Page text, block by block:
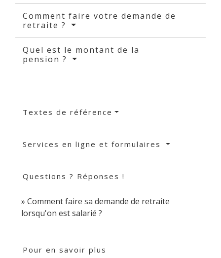
Comment faire votre demande de
retraite ?
Quel est le montant de la
pension ?
Textes de référence
Services en ligne et formulaires
Questions ? Réponses !
Comment faire sa demande de retraite
lorsqu'on est salarié ?
Pour en savoir plus